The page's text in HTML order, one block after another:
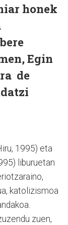
honek
Egin
de
1995) eta
liburuetan
katolizismoa
zuen,